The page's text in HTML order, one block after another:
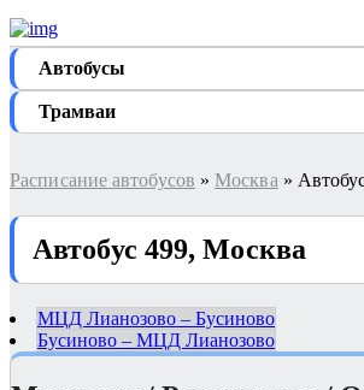
Автобуcы
Трамваи
Расписание автобусов » Москва »
Автобус 499, Москва
МЦД Лианозово – Бусиново
Бусиново – МЦД Лианозово